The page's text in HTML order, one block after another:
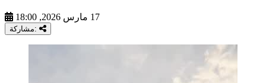
17 مارس 2026, 18:00
مشاركة: